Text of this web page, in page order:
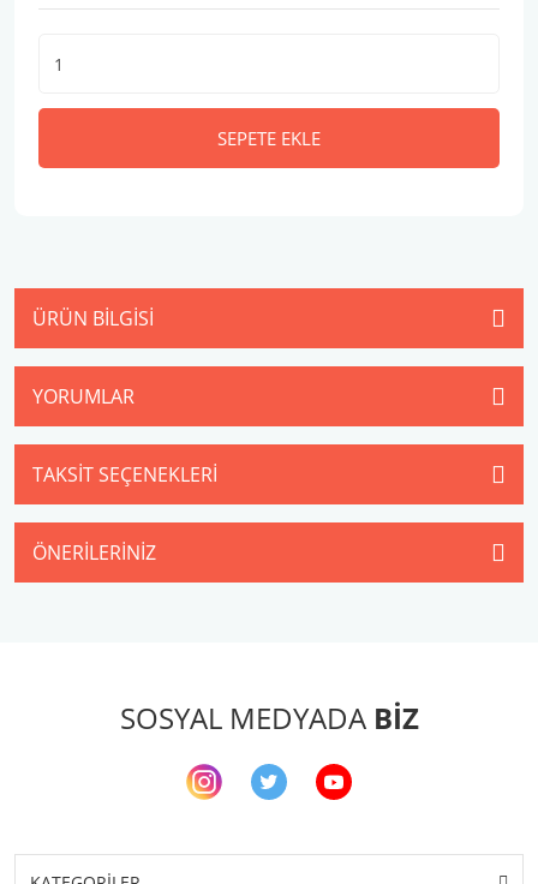
SEPETE EKLE
ÜRÜN BILGISI
YORUMLAR
TAKSIT SEÇENEKLERI
ÖNERILERINIZ
SOSYAL MEDYADA BİZ